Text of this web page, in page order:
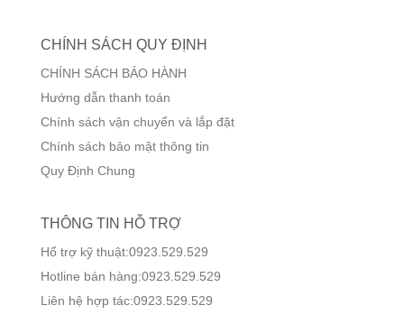
CHÍNH SÁCH QUY ĐỊNH
CHÍNH SÁCH BẢO HÀNH
Hướng dẫn thanh toán
Chính sách vận chuyển và lắp đặt
Chính sách bảo mật thông tin
Quy Định Chung
THÔNG TIN HỖ TRỢ
Hổ trợ kỹ thuật:0923.529.529
Hotline bán hàng:0923.529.529
Liên hệ hợp tác:0923.529.529